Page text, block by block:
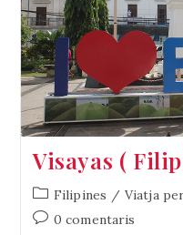
Visayas (
Categoria
de
Filipines / Viatja
Comentaris
0 comentaris